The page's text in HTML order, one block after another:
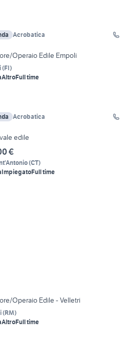
Acrobatica
Operaio Edile Empoli
(FI)
AltroFull time
Acrobatica
edile
€
(CT)
ImpiegatoFull time
Operaio Edile - Velletri
(RM)
AltroFull time